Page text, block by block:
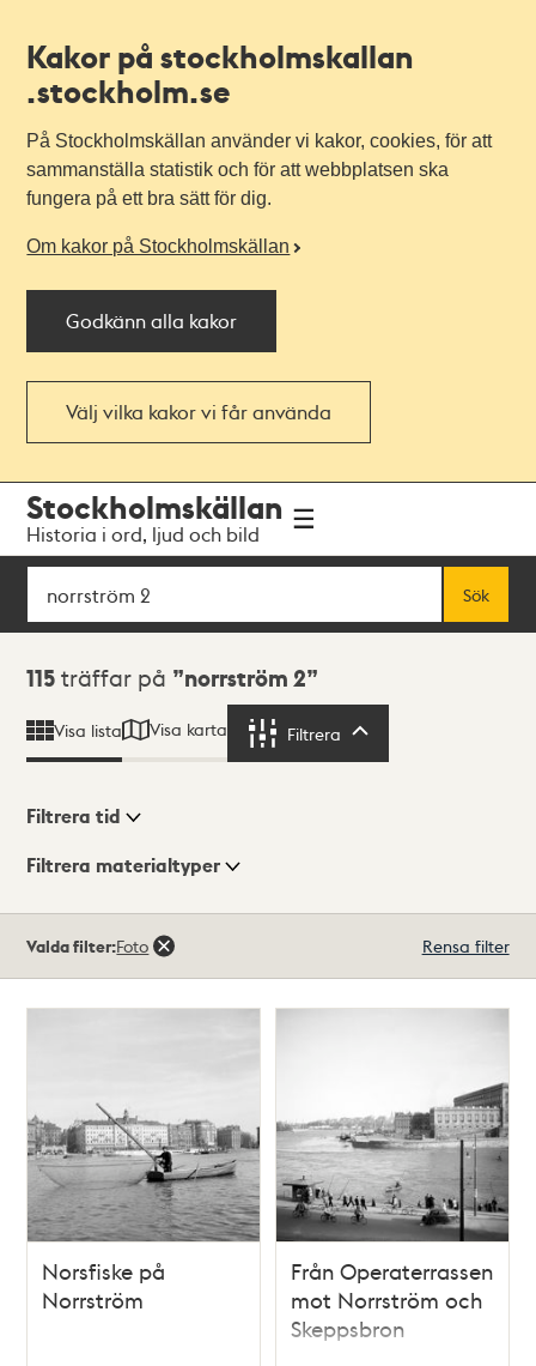
Kakor på stockholmskallan
.stockholm.se
På Stockholmskällan använder vi kakor, cookies, för att
sammanställa statistik och för att webbplatsen ska
fungera på ett bra sätt för dig.
Om kakor på Stockholmskällan
Godkänn alla kakor
Välj vilka kakor vi får använda
navigationen
huvudinnehållet
Stockholmskällan
Historia i ord, ljud och bild
Sök
Sök
Sökresultat
115 träffar på norrström 2
Visa lista Visa karta Filtrera
Visningsläge
Filtrera tid
Filtrera materialtyper
115träffar
Valda filter:Foto Rensa filter
Norsfiske på
Norrström
Från Operaterrassen
mot Norrström och
Skeppsbron